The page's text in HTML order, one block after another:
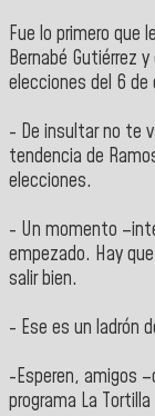
Fue lo primero que
Bernabé Gutiérrez
elecciones del 6 de
- De insultar no te
tendencia de
elecciones.
- Un momento
empezado. Hay
salir bien.
- Ese es un ladrón
-Esperen, amigos
programa La